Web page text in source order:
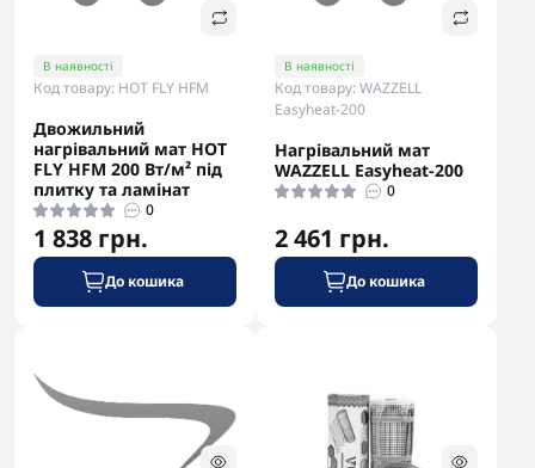
В наявності
Код товару: HOT FLY HFM
Двожильний
нагрівальний мат HOT
FLY HFM 200 Вт/м² під
плитку та ламінат
0
1 838 грн.
До кошика
В наявності
Код товару: WAZZELL
Easyheat-200
Нагрівальний мат
WAZZELL Easyheat-200
0
2 461 грн.
До кошика